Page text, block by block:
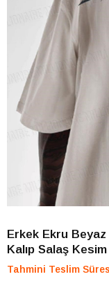
Erkek Ekru
Kalıp Salaş
Tahmini Teslim